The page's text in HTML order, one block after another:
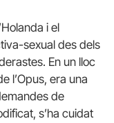
i el
sexual des dels
En un lloc
l’Opus, era una
de
s’ha cuidat